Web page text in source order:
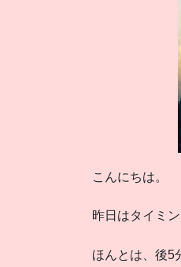
こんにちは。
昨日はタイミ
ほんとは、後5